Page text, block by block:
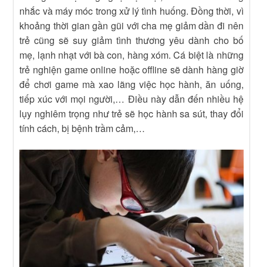
nhắc và máy móc trong xử lý tình huống. Đồng thời, vì
khoảng thời gian gần gũi với cha mẹ giảm dần đi nên
trẻ cũng sẽ suy giảm tình thương yêu dành cho bố
mẹ, lạnh nhạt với bà con, hàng xóm. Cá biệt là những
trẻ nghiện game online hoặc offline sẽ dành hàng giờ
để chơi game mà xao lãng việc học hành, ăn uống,
tiếp xúc với mọi người,… Điều này dẫn đến nhiều hệ
lụy nghiêm trọng như trẻ sẽ học hành sa sút, thay đổi
tính cách, bị bệnh trầm cảm,…